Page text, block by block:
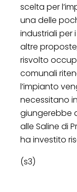
scelta per
una delle
industriali per
altre
risvolto
comunali
l’impianto
necessitano
giungerebbe
alle Saline di
ha investito
(s3)